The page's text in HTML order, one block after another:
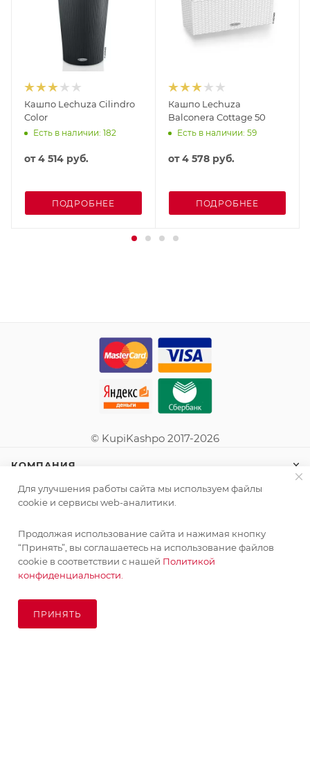
Кашпо Lechuza Cilindro
Color
Есть в наличии: 182
от4 514 руб.
ПОДРОБНЕЕ
Кашпо Lechuza
Balconera Cottage 50
Есть в наличии: 59
от4 578 руб.
ПОДРОБНЕЕ
© KupiKashpo 2017-2026
КОМПАНИЯ
ИНФОРМАЦИЯ
ПОМОЩЬ
ПОДПИСАТЬСЯ НА РАССЫЛКУ
Для улучшения работы сайта мы используем файлы
cookie и сервисы web-аналитики.
Продолжая использование сайта и нажимая кнопку
“Принять”, вы соглашаетесь на использование файлов
cookie в соответствии с нашей Политикой
конфиденциальности.
ПРИНЯТЬ